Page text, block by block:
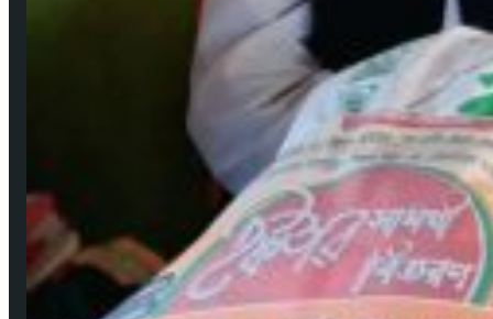
বঙ্গবন্ধুর শাহাদাৎ বার্ষিকী উপলক্ষে পিরোজপুরে জেলা মহিলা আওয়ামীলীগের দোয়া মাহফিল
আগ ১৮, ২০২৩
গুরুত্বপূর্ণ লিংকসমূহ